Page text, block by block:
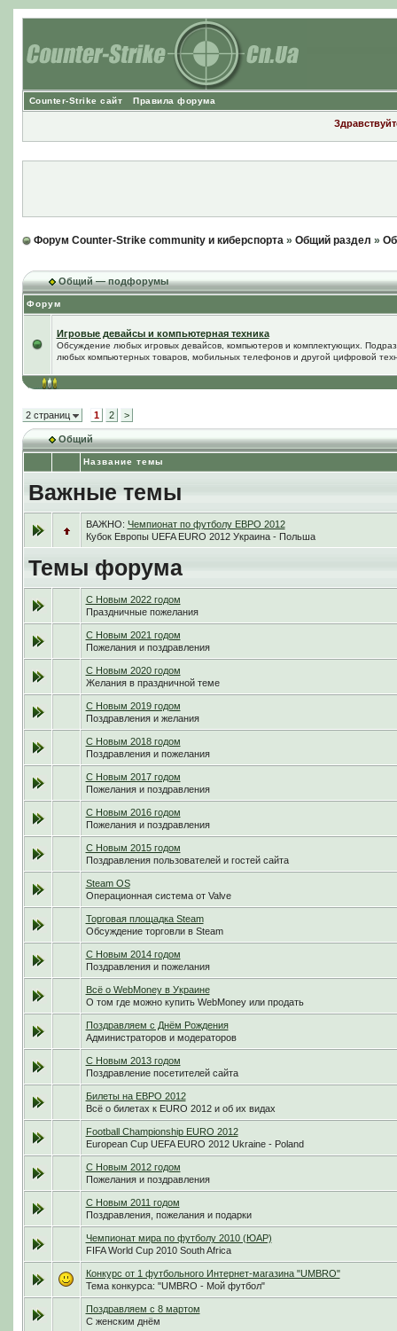
Counter-Strike сайт Правила форума
Форум Counter-Strike community и киберспорта» Общий раздел »
Общий — подфорумы
Форум
Игровые девайсы и компьютерная техника
Обсуждение любых игровых девайсов, компьютеров и комплектующих.
любых компьютерных товаров, мобильных телефонов и другой цифровой
2 страниц 1 2 >
Общий
Название темы
Важные темы
ВАЖНО: Чемпионат по футболу ЕВРО 2012
Кубок Европы UEFA EURO 2012 Украина - Польша
Темы форума
С Новым 2022 годом
Праздничные пожелания
С Новым 2021 годом
Пожелания и поздравления
С Новым 2020 годом
Желания в праздничной теме
С Новым 2019 годом
Поздравления и желания
С Новым 2018 годом
Поздравления и пожелания
С Новым 2017 годом
Пожелания и поздравления
С Новым 2016 годом
Пожелания и поздравления
С Новым 2015 годом
Поздравления пользователей и гостей сайта
Steam OS
Операционная система от Valve
Торговая площадка Steam
Обсуждение торговли в Steam
С Новым 2014 годом
Поздравления и пожелания
Всё о WebMoney в Украине
О том где можно купить WebMoney или продать
Поздравляем с Днём Рождения
Администраторов и модераторов
С Новым 2013 годом
Поздравление посетителей сайта
Билеты на ЕВРО 2012
Всё о билетах к EURO 2012 и об их видах
Football Championship EURO 2012
European Cup UEFA EURO 2012 Ukraine - Poland
С Новым 2012 годом
Пожелания и поздравления
С Новым 2011 годом
Поздравления, пожелания и подарки
Чемпионат мира по футболу 2010 (ЮАР)
FIFA World Cup 2010 South Africa
Конкурс от 1 футбольного Интернет-магазина "UMBRO"
Тема конкурса: "UMBRO - Мой футбол"
Поздравляем с 8 мартом
С женским днём